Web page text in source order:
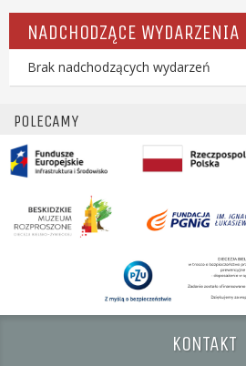
NADCHODZĄCE WYDARZENIA
Brak nadchodzących wydarzeń
POLECAMY
KONTAKT